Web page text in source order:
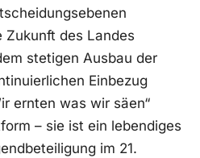
Zukunft des Landes
stetigen Ausbau der
Einbezug
ernten was wir säen“
– sie ist ein lebendiges
im 21.